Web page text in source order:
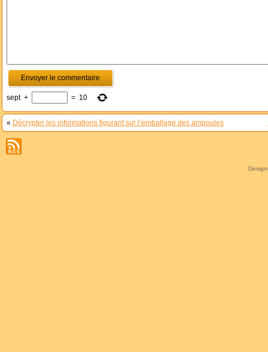
sept + = 10
« Décrypter les informations figurant sur l’emballage des ampoules